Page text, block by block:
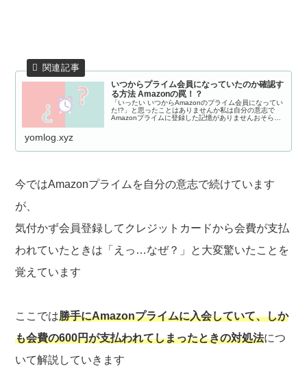
いつからプライム会員になっていたのか確認す
る方法 Amazonの罠！？
「いったい いつからAmazonのプライム会員になってい
た!?」と思ったことはありませんか私は自分の意志で
Amazonプライムに登録した記憶がありませんおそら
yomlog.xyz
今ではAmazonプライムを自分の意志で続けています
が、
気付かず会員登録してクレジットカードから会費が支払
われていたときは「えっ…なぜ？」と大変驚いたことを
覚えています
ここでは勝手にAmazonプライムに入会していて、しか
も会費の600円が支払われてしまったときの対処法につ
いて解説していきます